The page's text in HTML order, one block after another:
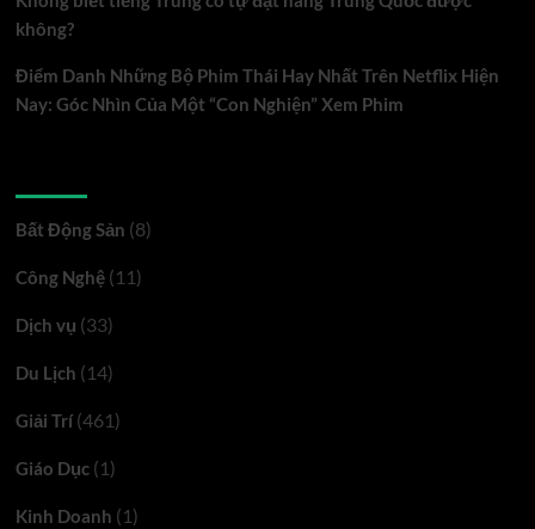
không?
Điểm Danh Những Bộ Phim Thái Hay Nhất Trên Netflix Hiện
Nay: Góc Nhìn Của Một “Con Nghiện” Xem Phim
Bất Động Sản (8)
Công Nghệ(11)
Dịch vụ (33)
Du Lịch (14)
Giải Trí(461)
Giáo Dục(1)
Kinh Doanh (1)